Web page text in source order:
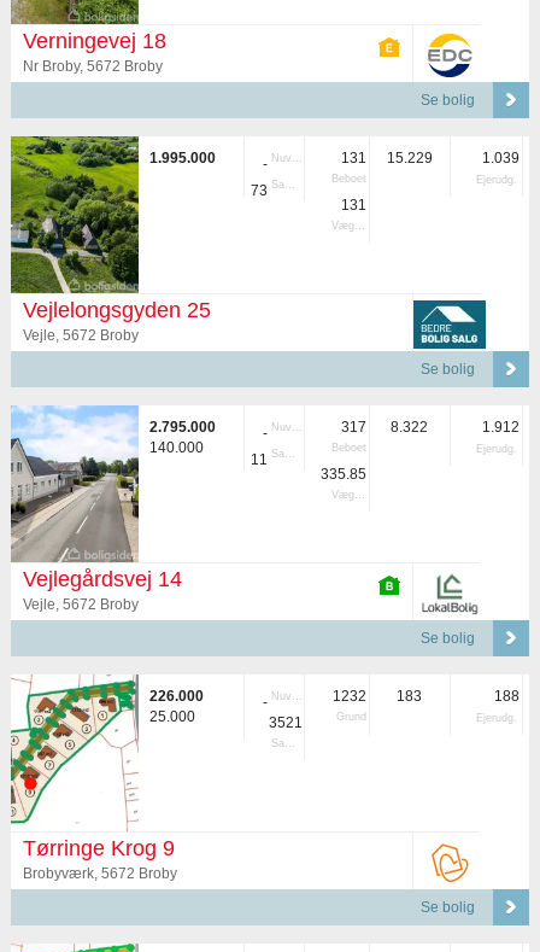
Verningevej 18
Nr Broby, 5672 Broby
Se bolig
1.995.000 - Nuvær.
73 Samlet
131
Beboet
131
Vægtet
15.229 1.039
Ejerudg.
Vejlelongsgyden 25
Vejle, 5672 Broby
Se bolig
2.795.000
140.000
- Nuvær.
11 Samlet
317
Beboet
335.85
Vægtet
8.322 1.912
Ejerudg.
Vejlegårdsvej 14
Vejle, 5672 Broby
Se bolig
226.000
25.000
- Nuvær.
3521
Samlet
1232
Grund
183 188
Ejerudg.
Tørringe Krog 9
Brobyværk, 5672 Broby
Se bolig